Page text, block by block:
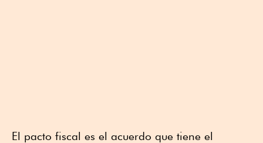
El pacto fiscal es el acuerdo que tiene el